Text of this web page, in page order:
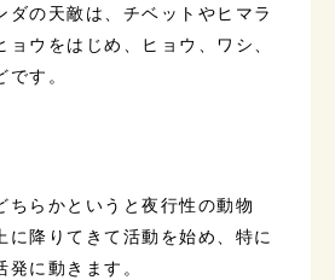
ダの天敵は、チベットやヒマラ
ウをはじめ、ヒョウ、ワシ、
す。
ちらかというと夜行性の動物
に降りてきて活動を始め、特に
に動きます。